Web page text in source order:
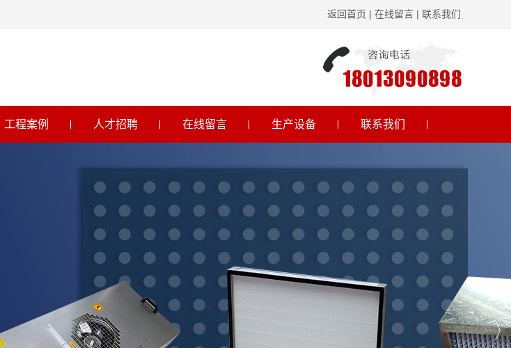
返回首页 | 在线留言 | 联系我们
工程案例 人才招聘 在线留言 生产设备 联系我们